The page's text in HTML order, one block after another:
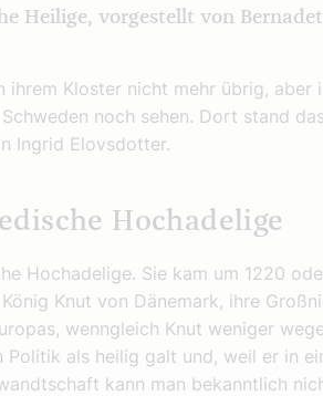
Heilige, vorgestellt von
ihrem Kloster nicht mehr übrig, aber
noch sehen. Dort stand
Ingrid Elovsdotter.
Hochadelige
Hochadelige. Sie kam um 1220
Knut von Dänemark, ihre
wenngleich Knut weniger
Politik als heilig galt und, weil er in
kann man bekanntlich